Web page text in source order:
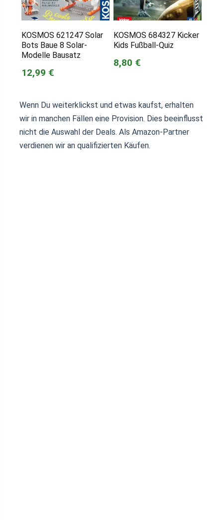
KOSMOS 621247 Solar
Bots Baue 8 Solar-
Modelle Bausatz
12,99 €
KOSMOS 684327 Kicker
Kids Fußball-Quiz
8,80 €
Wenn Du weiterklickst und etwas kaufst, erhalten
wir in manchen Fällen eine Provision. Dies beeinflusst
nicht die Auswahl der Deals. Als Amazon-Partner
verdienen wir an qualifizierten Käufen.